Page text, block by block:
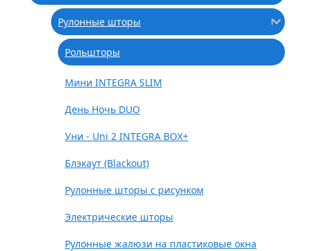
Рулонные шторы
Рольшторы
Мини INTEGRA SLIM
День Ночь DUO
Уни - Uni 2 INTEGRA BOX+
Блэкаут (Blackout)
Рулонные шторы с рисунком
Электрические шторы
Рулонные жалюзи на пластиковые окна